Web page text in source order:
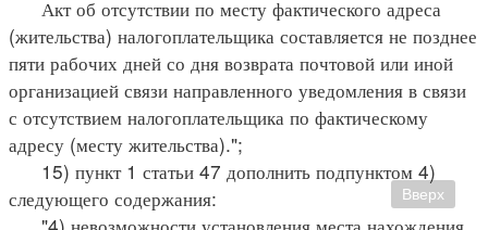
Акт об отсутствии по месту фактического адреса
(жительства) налогоплательщика составляется не позднее
пяти рабочих дней со дня возврата почтовой или иной
организацией связи направленного уведомления в связи
с отсутствием налогоплательщика по фактическому
адресу (месту жительства).";
15) пункт 1 статьи 47 дополнить подпунктом 4)
следующего содержания:
Вверх